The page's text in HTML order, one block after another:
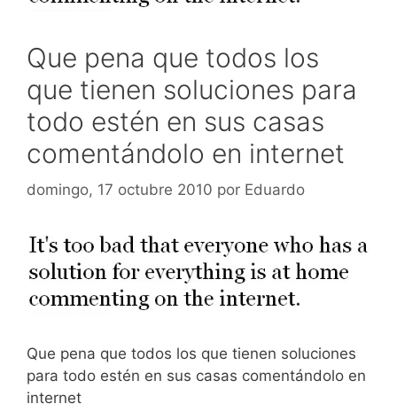
Que pena que todos los
que tienen soluciones para
todo estén en sus casas
comentándolo en internet
domingo, 17 octubre 2010 por Eduardo
Que pena que todos los que tienen soluciones
para todo estén en sus casas comentándolo en
internet